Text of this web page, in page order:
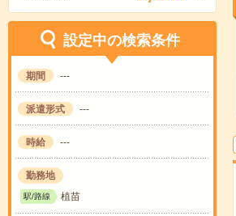
設定中の検索条件
期間 ---
派遣形式 ---
時給 ---
勤務地
駅/路線 植苗